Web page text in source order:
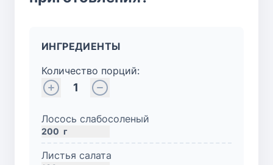
ИНГРЕДИЕНТЫ
Количество порций:
1
Лосось слабосоленый
200 г
Листья салата